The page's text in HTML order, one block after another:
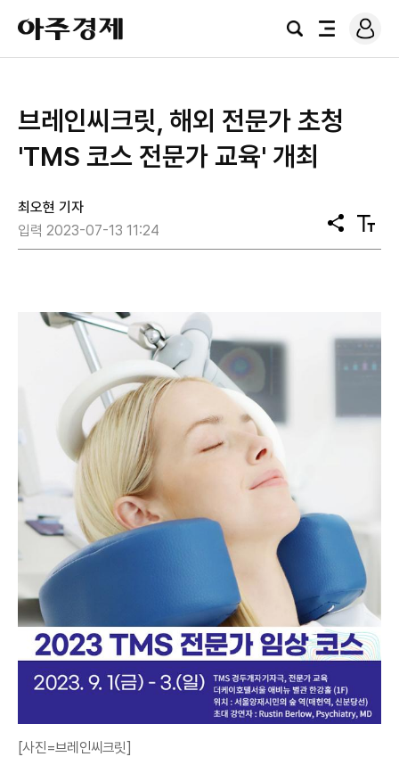
아
주
경
검
전
로
그
브레인씨크릿, 해외 전문가 초청
'TMS 코스 전문가 교육' 개최
최오현 기자
입력 2023-07-13 11:24
공
유
텍
스
[사진=브레인씨크릿]